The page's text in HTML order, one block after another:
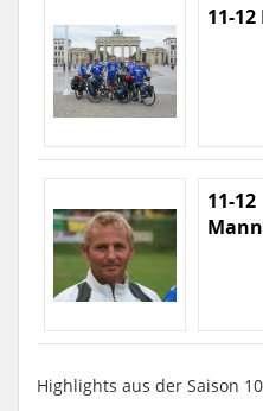
11-
11-12
Highlights aus der Saison